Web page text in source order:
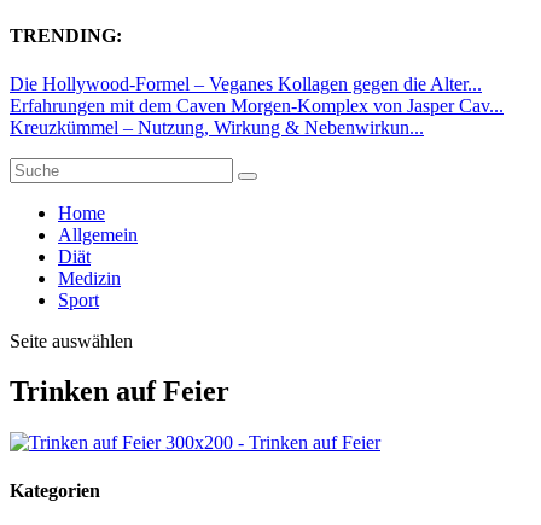
TRENDING:
Die Hollywood-Formel – Veganes Kollagen gegen die Alter...
Erfahrungen mit dem Caven Morgen-Komplex von Jasper Cav...
Kreuzkümmel – Nutzung, Wirkung & Nebenwirkun...
Home
Allgemein
Diät
Medizin
Sport
Seite auswählen
Trinken auf Feier
Kategorien